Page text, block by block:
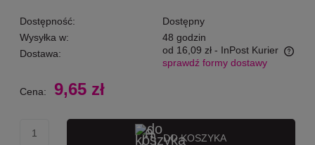
Dostępność:
Dostępny
Wysyłka w:
48 godzin
Dostawa:
od 16,09 zł - InPost Kurier
Cena nie zawiera ewentualnych kosztów płatności
sprawdź formy dostawy
Cena: 9,65 zł
DO KOSZYKA